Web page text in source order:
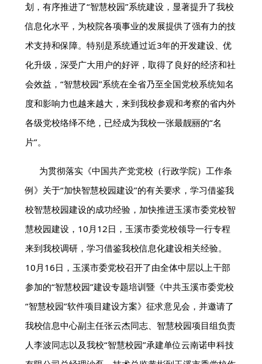
划，有序推进了“智慧校园”系统建设，显著提升了我校
信息化水平，为校院各项事业的发展提供了强有力的技
术支持和保障。特别是系统通过近3年的开发建设、优
化升级，深受广大用户的好评，取得了良好的经济和社
会效益，“智慧校园”系统在全省乃至全国党校系统知名
度和影响力也越来越大，来到我校参观和考察的省内外
各级党校络绎不绝，已经成为我校一张最靓丽的“名
片”。‍
为贯彻落实《中国共产党党校（行政学院）工作条
例》关于“加快智慧校园建设”的有关要求，学习借鉴我
校智慧校园建设的成功经验，加快推进玉溪市委党校智
慧校园建设，10月12日，玉溪市委党校领导一行专程
来到我校调研，学习借鉴我校信息化建设相关经验。
10月16日，玉溪市委党校召开了由全体中层以上干部
参加的“智慧校园”建设专题培训暨《中共玉溪市委党校
“智慧校园”软件项目建设方案》征求意见会，并邀请了
我校信息中心副主任张云杰同志、智慧校园项目组负责
人李波同志以及我校“智慧校园”承建单位云南诺申科技